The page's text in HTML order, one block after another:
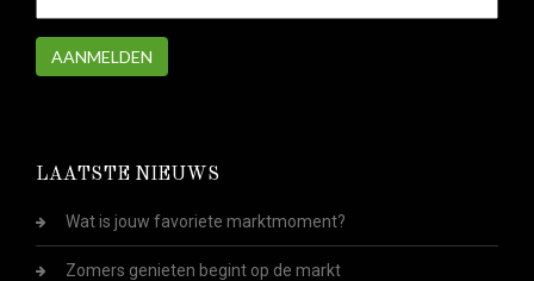
AANMELDEN
LAATSTE NIEUWS
Wat is jouw favoriete marktmoment?
Zomers genieten begint op de markt